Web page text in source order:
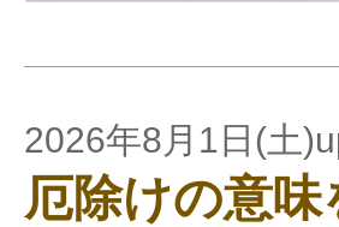
2026年8月1日(土
厄除けの意